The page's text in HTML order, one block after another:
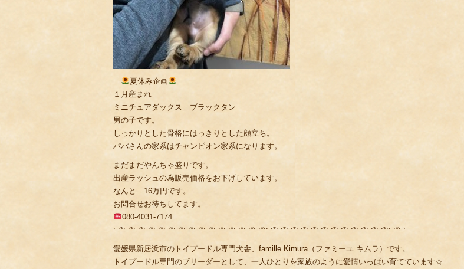
夏休み企画
１月産まれ
ミニチュアダックス ブラックタン
男の子です。
しっかりとした骨格にはっきりとした顔立ち。
パパさんの家系はチャンピオン家系になります。
まだまだやんちゃ盛りです。
出産ラッシュの為販売価格をお下げしています。
なんと 16万円です。
お問合せお待ちしてます。
080-4031-7174
:.:*:.:*:.:*:.:*:.:*:.:*:.:*:.:*:.:*:.:*:.:*:.:*:.:*:.:*:.:*::.:*:.:*:.:*:.:*:.:*:.:*:.:*:.:*:.:*:.:*:.:*:.:*::.:*:.:
愛媛県新居浜市のトイプードル専門犬舎、famille Kimura（ファミーユ キムラ）です。
トイプードル専門のブリーダーとして、一人ひとりを家族のように愛情いっぱい育てています☆